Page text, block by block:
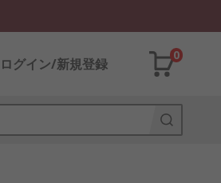
ログイン/新規登録
0